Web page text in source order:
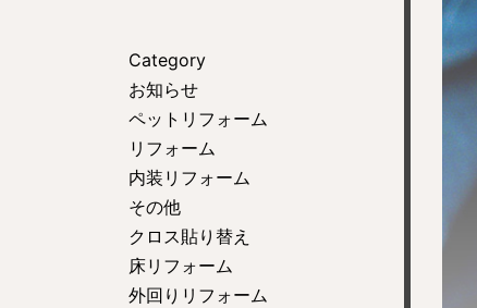
Category
お知らせ
ペットリフォーム
リフォーム
内装リフォーム
その他
クロス貼り替え
床リフォーム
外回りリフォーム